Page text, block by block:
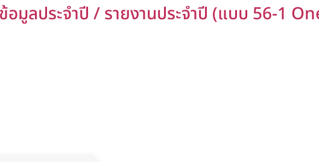
อมูลประจำปี / รายงานประจำปี (แบบ 56-1